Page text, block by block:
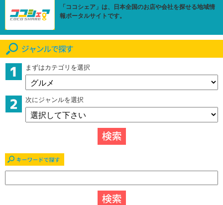
「ココシェア」は、日本全国のお店や会社を探せる地域情
報ポータルサイトです。
まずはカテゴリを選択
次にジャンルを選択